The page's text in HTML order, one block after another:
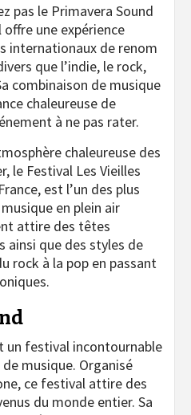
pas le Primavera Sound
une expérience
internationaux de renom
que l’indie, le rock,
combinaison de musique
chaleureuse de
à ne pas rater.
chaleureuse des
le Festival Les Vieilles
est l’un des plus
en plein air
attire des têtes
ainsi que des styles de
rock à la pop en passant
un festival incontournable
musique. Organisé
ce festival attire des
du monde entier. Sa